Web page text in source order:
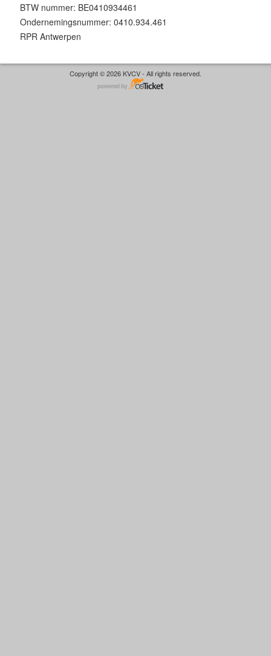
BTW nummer: BE0410934461
Ondernemingsnummer: 0410.934.461
RPR Antwerpen
Copyright © 2026 KVCV - All rights reserved.